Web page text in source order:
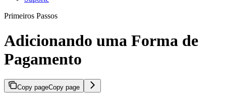
Primeiros Passos
Adicionando uma Forma de
Pagamento
Copy pageCopy page